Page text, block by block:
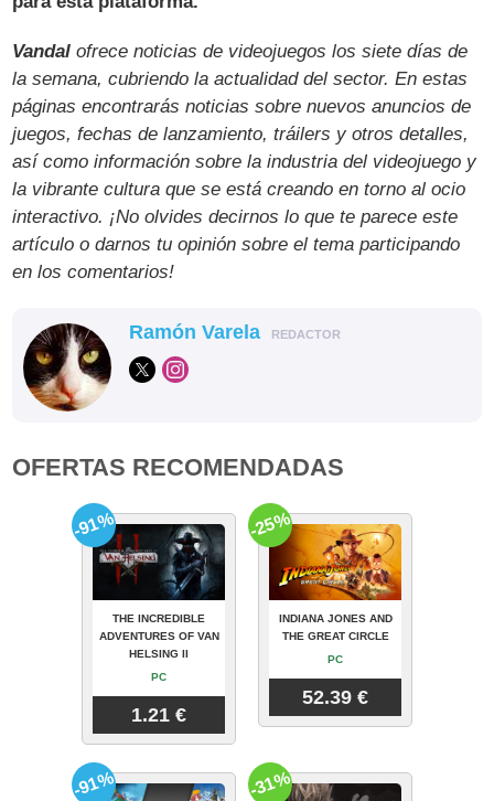
Vandal ofrece noticias de videojuegos los siete días de
la semana, cubriendo la actualidad del sector. En estas
páginas encontrarás noticias sobre nuevos anuncios de
juegos, fechas de lanzamiento, tráilers y otros detalles,
así como información sobre la industria del videojuego y
la vibrante cultura que se está creando en torno al ocio
interactivo. ¡No olvides decirnos lo que te parece este
artículo o darnos tu opinión sobre el tema participando
en los comentarios!
Ramón Varela REDACTOR
OFERTAS RECOMENDADAS
THE INCREDIBLE
ADVENTURES OF VAN
HELSING II
PC
1.21 €
-91%
INDIANA JONES AND
THE GREAT CIRCLE
PC
52.39 €
-25%
-91% -31%